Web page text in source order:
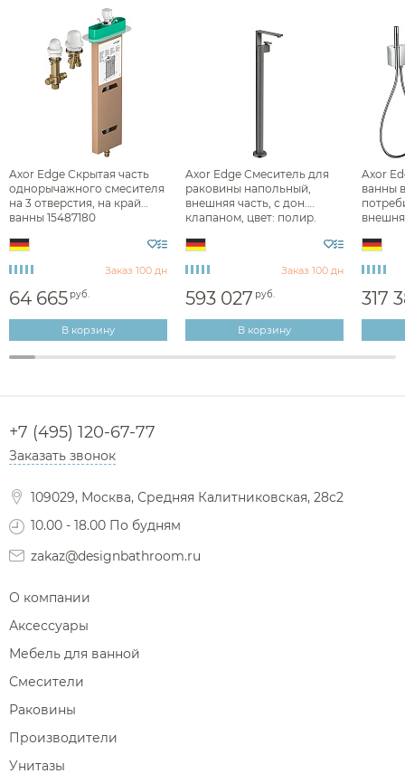
Фены и держатели
Диспенсеры ватных дисков
Axor Edge Скрытая часть
однорычажного смесителя
на 3 отверстия, на край
ванны 15487180
Заказ 100 дн
64 665 руб.
В корзину
Axor Edge Смеситель для
раковины напольный,
внешняя часть, с дон.
клапаном, цвет: полир.
Заказ 100 дн
593 027 руб.
В корзину
Axor
ванны
317
+7 (495) 120-67-77
Заказать звонок
109029, Москва, Средняя Калитниковская, 28с2
10.00 - 18.00 По будням
zakaz@designbathroom.ru
О компании
Аксессуары
Мебель для ванной
Смесители
Раковины
Производители
Унитазы